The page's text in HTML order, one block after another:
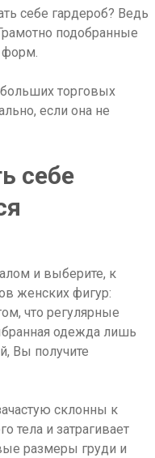
себе гардероб? Ведь
подобранные
форм.
торговых
если она не
себе
и выберите, к
женских фигур:
что регулярные
одежда лишь
Вы получите
склонны к
тела и затрагивает
размеры груди и